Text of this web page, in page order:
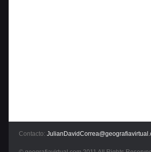
Contacto: